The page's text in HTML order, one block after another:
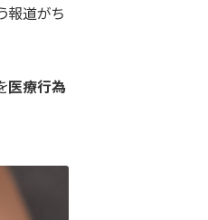
報道がち
医療行為